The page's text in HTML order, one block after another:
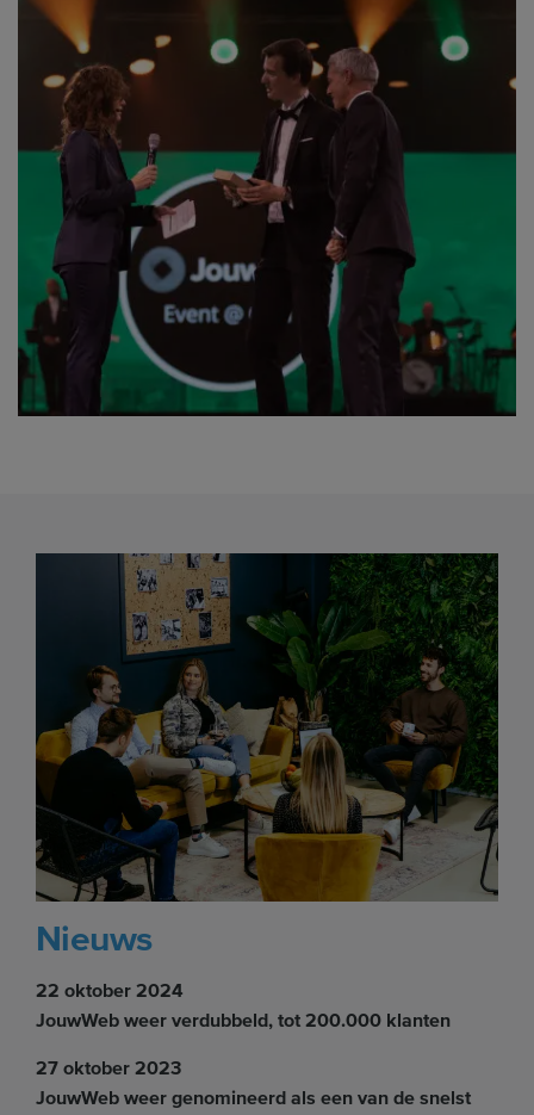
Nieuws
22 oktober 2024
JouwWeb weer verdubbeld, tot 200.000 klanten
27 oktober 2023
JouwWeb weer genomineerd als een van de snelst